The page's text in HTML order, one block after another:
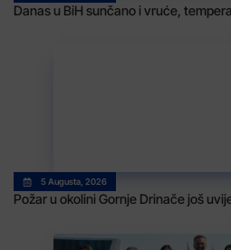
Danas u BiH sunčano i vruće,
5 Augusta, 2026
Požar u okolini Gornje Drinače još